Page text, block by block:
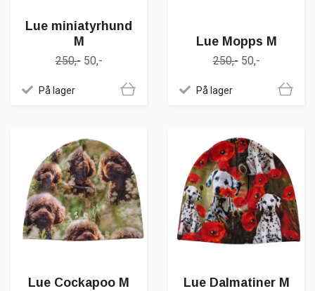
Lue miniatyrhund
M
250,- 50,-
På lager
Lue Mopps M
250,- 50,-
På lager
Lue Cockapoo M Lue Dalmatiner M